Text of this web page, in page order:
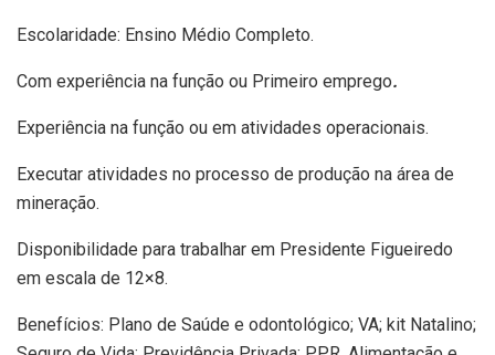
Escolaridade: Ensino Médio Completo.
Com experiência na função ou Primeiro emprego.
Experiência na função ou em atividades operacionais.
Executar atividades no processo de produção na área de
mineração.
Disponibilidade para trabalhar em Presidente Figueiredo
em escala de 12×8.
Benefícios: Plano de Saúde e odontológico; VA; kit Natalino;